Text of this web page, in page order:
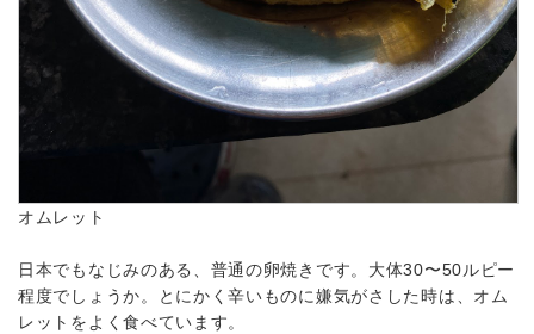
オムレット
日本でもなじみのある、普通の卵焼きです。大体30〜50ルピー
程度でしょうか。とにかく辛いものに嫌気がさした時は、オム
レットをよく食べています。